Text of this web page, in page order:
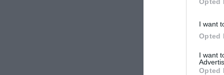
I want
Opted
I want
Opted
κυκλοφορία
προκαλέσει